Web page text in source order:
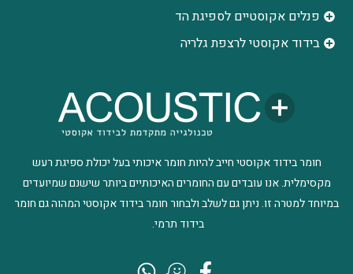
חומר בידוד אקוסטי חייב להיות חומר איכותי בעל יכולת ספיגת רעש
מקסימלית. אנו עובדים עם החומרים האיכותיים ביותר שישנם שמיועדים
במיוחד למטרה זו. ניתן גם לשלב ולבחור חומר בידוד אקוסטי המהוה גם חומר
בידוד תרמי.
פנלים אקוסטיים לספיגת הד
בידוד אקוסטי לרצפת גלריה